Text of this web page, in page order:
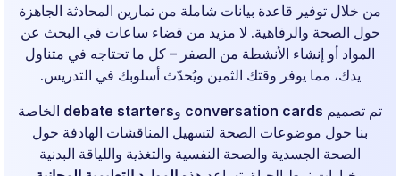
من خلال توفير قاعدة بيانات شاملة من تمارين المحادثة الجاهزة
حول الصحة والرفاهية. لا مزيد من قضاء ساعات في البحث عن
المواد أو إنشاء الأنشطة من الصفر – كل ما تحتاجه في متناول
يدك، مما يوفر وقتك الثمين ويُحدّث أسلوبك في التدريس.
تم تصميم conversation cards وdebate starters الخاصة
بنا حول موضوعات الصحة لتسهيل المناقشات الهادفة حول
الصحة الجسدية والصحة النفسية والتغذية واللياقة البدنية